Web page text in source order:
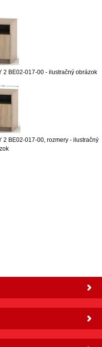
2 BE02-017-00 - ilustračný obrázok
2 BE02-017-00, rozmery - ilustračný